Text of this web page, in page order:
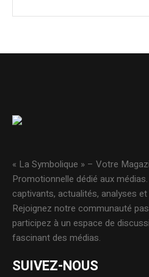
« La Symbolique » – Votre
Promotionnelle dédié aux
captivants, actualités, analyses
Rejoignez notre communauté
participez à un espace de
fascinant des médias.
SUIVEZ-NOUS